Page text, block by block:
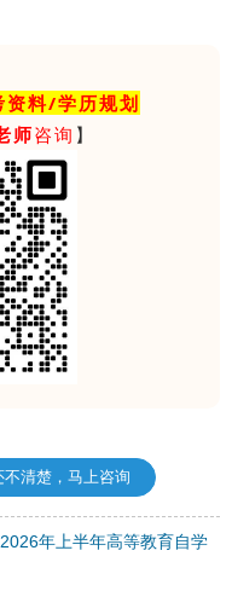
料/学历规划
师咨询 】
不清楚，马上咨询
年上半年高等教育自学